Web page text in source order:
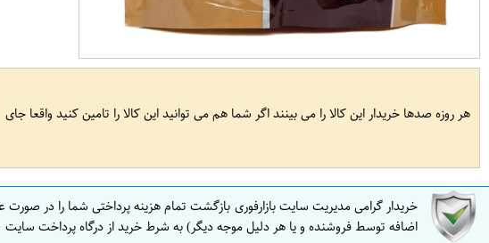
هر روزه صدها خریدار این کالا را می بینند اگر شما هم می توانید این کالا را تامین کنید واقعا جای
خریدار گرامی مدیریت سایت بازارفوری بازگشت تمام هزینه پرداختی شما را در
اضافه توسط فروشنده و یا هر دلیل موجه دیگر) به شرط خرید از درگاه پرداخت